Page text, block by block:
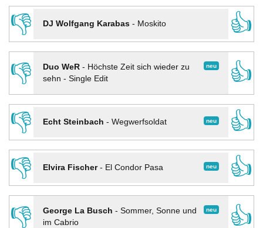
👎
DJ Wolfgang Karabas- Moskito
👍
👎
neu
Duo WeR- Höchste Zeit sich wieder zu
sehn - Single Edit
👍
👎
neu
Echt Steinbach - Wegwerfsoldat
👍
👎
neu
Elvira Fischer- El Condor Pasa
👍
👎
neu
George La Busch - Sommer, Sonne und
im Cabrio
👍